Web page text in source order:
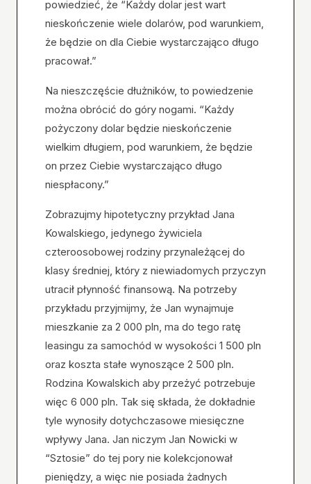
powiedzieć, że “Każdy dolar jest wart
nieskończenie wiele dolarów, pod warunkiem,
że będzie on dla Ciebie wystarczająco długo
pracował.”
Na nieszczęście dłużników, to powiedzenie
można obrócić do góry nogami. “Każdy
pożyczony dolar będzie nieskończenie
wielkim długiem, pod warunkiem, że będzie
on przez Ciebie wystarczająco długo
niespłacony.”
Zobrazujmy hipotetyczny przykład Jana
Kowalskiego, jedynego żywiciela
czteroosobowej rodziny przynależącej do
klasy średniej, który z niewiadomych przyczyn
utracił płynność finansową. Na potrzeby
przykładu przyjmijmy, że Jan wynajmuje
mieszkanie za 2 000 pln, ma do tego ratę
leasingu za samochód w wysokości 1 500 pln
oraz koszta stałe wynoszące 2 500 pln.
Rodzina Kowalskich aby przeżyć potrzebuje
więc 6 000 pln. Tak się składa, że dokładnie
tyle wynosiły dotychczasowe miesięczne
wpływy Jana. Jan niczym Jan Nowicki w
“Sztosie” do tej pory nie kolekcjonował
pieniędzy, a więc nie posiada żadnych